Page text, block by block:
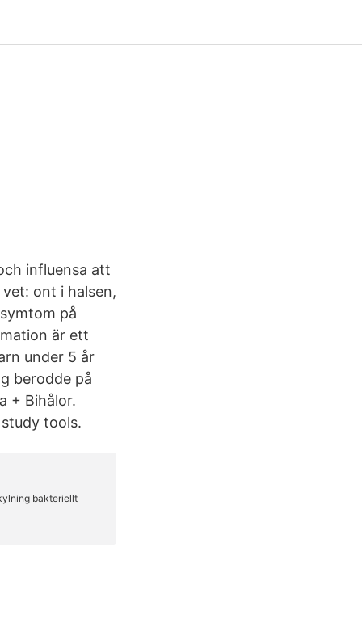
influensa att
ont i halsen,
på
är ett
under 5 år
berodde på
+ Bihålor.
tools.